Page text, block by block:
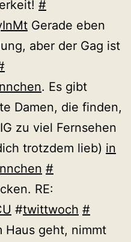
#
Gerade eben
aber der Gag ist
. Es gibt
Damen, die finden,
zu viel Fernsehen
trotzdem lieb) in
#
RE:
#twittwoch #
Haus geht, nimmt